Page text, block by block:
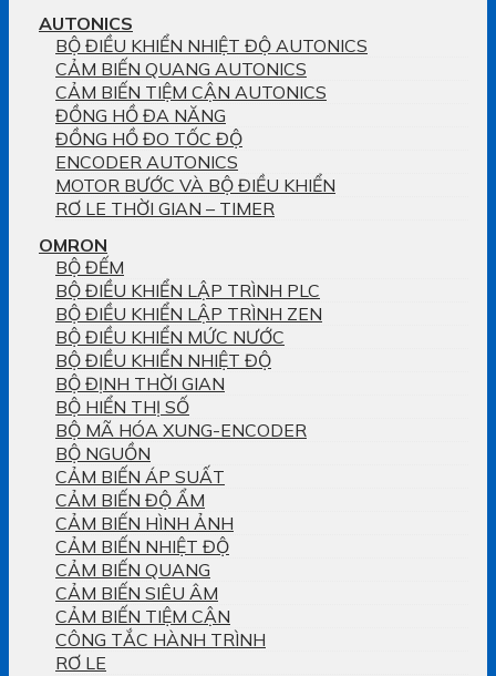
AUTONICS
BỘ ĐIỀU KHIỂN NHIỆT ĐỘ AUTONICS
CẢM BIẾN QUANG AUTONICS
CẢM BIẾN TIỆM CẬN AUTONICS
ĐỒNG HỒ ĐA NĂNG
ĐỒNG HỒ ĐO TỐC ĐỘ
ENCODER AUTONICS
MOTOR BƯỚC VÀ BỘ ĐIỀU KHIỂN
RƠ LE THỜI GIAN – TIMER
OMRON
BỘ ĐẾM
BỘ ĐIỀU KHIỂN LẬP TRÌNH PLC
BỘ ĐIỀU KHIỂN LẬP TRÌNH ZEN
BỘ ĐIỀU KHIỂN MỨC NƯỚC
BỘ ĐIỀU KHIỂN NHIỆT ĐỘ
BỘ ĐỊNH THỜI GIAN
BỘ HIỂN THỊ SỐ
BỘ MÃ HÓA XUNG-ENCODER
BỘ NGUỒN
CẢM BIẾN ÁP SUẤT
CẢM BIẾN ĐỘ ẨM
CẢM BIẾN HÌNH ẢNH
CẢM BIẾN NHIỆT ĐỘ
CẢM BIẾN QUANG
CẢM BIẾN SIÊU ÂM
CẢM BIẾN TIỆM CẬN
CÔNG TẮC HÀNH TRÌNH
RƠ LE